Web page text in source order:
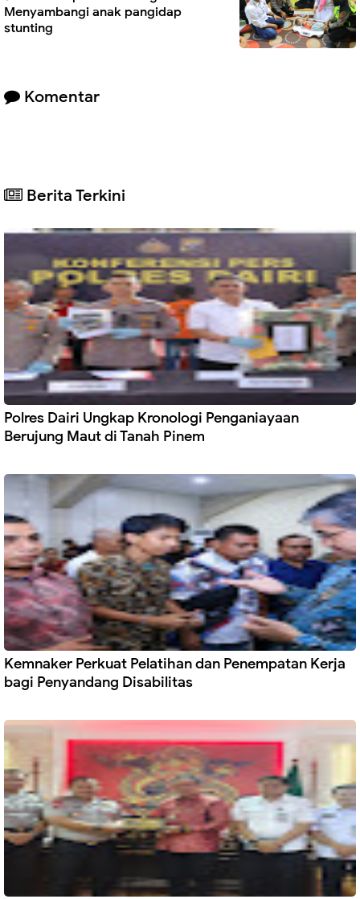
Menyambangi anak pangidap
stunting
Komentar
Berita Terkini
Polres Dairi Ungkap Kronologi Penganiayaan
Berujung Maut di Tanah Pinem
Kemnaker Perkuat Pelatihan dan Penempatan Kerja
bagi Penyandang Disabilitas